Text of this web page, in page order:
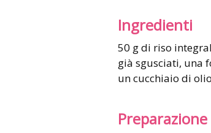
Ingredienti
50 g di riso integrale, un pomodoro maturo, una carota già tritata, 50 g di piselli
già sgusciati, una
un cucchiaio di
Preparazione